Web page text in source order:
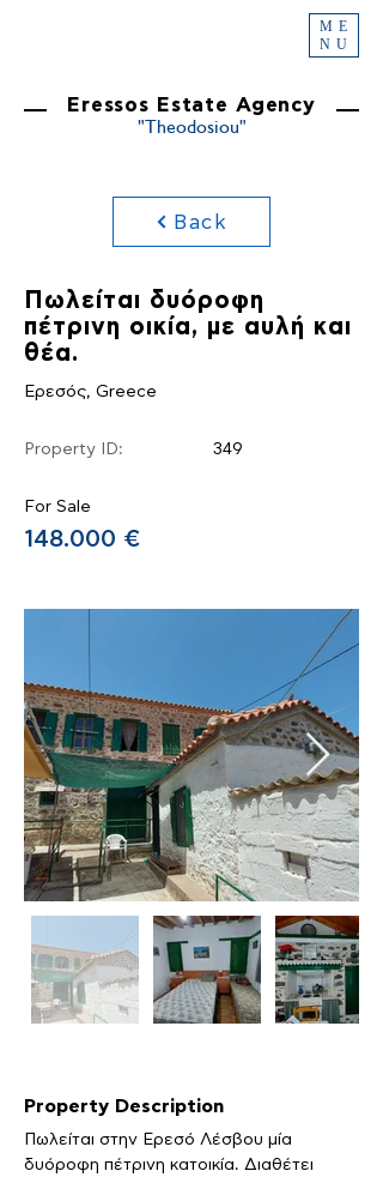
Eressos Estate Agency
"Theodosiou"
ME
NU
Back
Πωλείται δυόροφη
πέτρινη οικία, με αυλή και
θέα.
Ερεσός, Greece
Property ID: 349
For Sale
148.000 €
Property Description
Πωλείται στην Ερεσό Λέσβου μία
δυόροφη πέτρινη κατοικία. Διαθέτει